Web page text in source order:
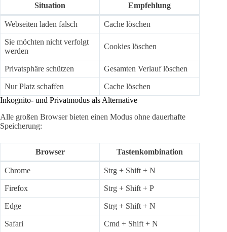
Situation Empfehlung
Webseiten laden falsch Cache löschen
Sie möchten nicht verfolgt
werden
Cookies löschen
Privatsphäre schützen Gesamten Verlauf löschen
Nur Platz schaffen
Cache löschen
Inkognito- und Privatmodus als Alternative
Alle großen Browser bieten einen Modus ohne dauerhafte
Speicherung:
Browser Tastenkombination
Chrome Strg + Shift + N
Firefox Strg + Shift + P
Edge Strg + Shift + N
Safari
Cmd + Shift + N